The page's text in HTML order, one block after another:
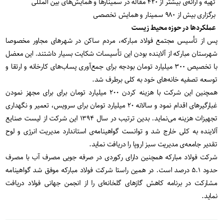
برگزاری بیش از ۹۸۰ سمینار و همایش تخصصی
عملکردها در حوزه محیط زیست
پس از تأسیس مجتمع فولاد مبارکه، مردم ساکن در شهرهای مجاور مخصوصا
شهرستان مبارکه از آلاینده بودن این تأسیسات شکایت بسیار داشتند. این معضل
با تخصیص ۳۰۰ میلیارد تومان بودجه برای جمع‌آوری پساب‌های کارخانه و ارتقا و
توسعه تصفیه‌ خانه‌های خود به کلی برطرف شد.
همچنین این شرکت با هزینه کردن ۲۰۰ میلیارد تومان برای برای مجهز نمودن
غبارگیرهای اقدام نمود و سالانه ۲۰ میلیارد تومان برای سرویس، تعمیر و نگهداری
تجهیزات هزینه می‌نماید. بدین ترتیب در سال ۱۳۹۴ این شرکت از لیست صنایع
آلاینده به کلی خارج شد و توانست گواهینامه‌ی استاندارد مدیریت انرژی و لوح
تقدیر جامعه‌ی مدیریت سبز اروپا را دریافت نماید.
شرکت فولاد مبارکه همچنین دارای رکوردی در صرفه جویی مصرف آب با مصرف
حدود ۵.۱ درصد است. در همین راستا شرکت فولاد مبارکه موفق شد گواهینامه
مشارکت در برنامه کاهش گازهای گلخانه‌ای را از انجمن جهانی فولاد دریافت
نماید.